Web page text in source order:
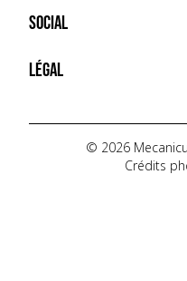
CONTACT
NEWS
VIDÉOS
AUTOPÉDIA
Social
INSTAGRAM
TIKTOK
YOUTUBE
Légal
POLITIQUE DE
© 2026
Crédits